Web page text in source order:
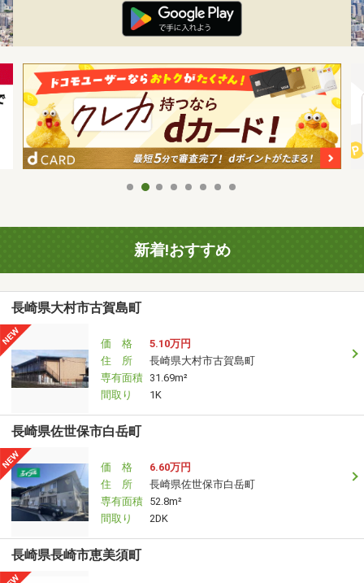
新着!おすすめ
長崎県大村市古賀島町
価 格
5.10万円
住 所
長崎県大村市古賀島町
専有面積 31.69m²
間取り
1K
長崎県佐世保市白岳町
価 格
6.60万円
住 所
長崎県佐世保市白岳町
専有面積 52.8m²
間取り
2DK
長崎県長崎市恵美須町